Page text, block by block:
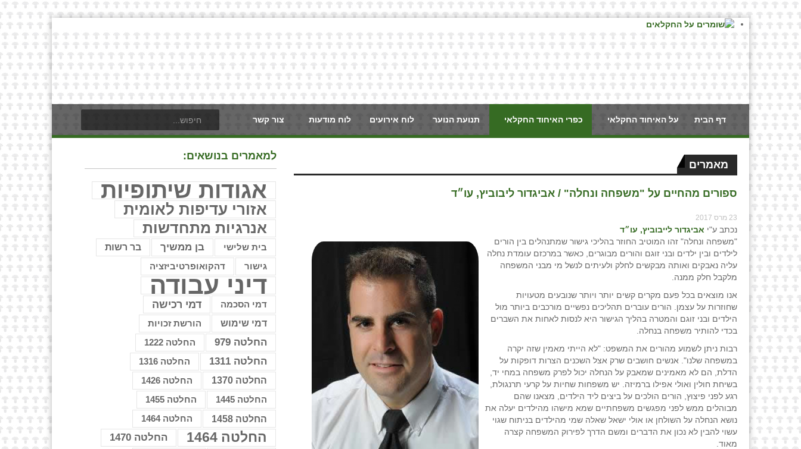
דף הבית על האיחוד החקלאי כפרי האיחוד החקלאי תנועת הנוער לוח אירועים לוח מודעות צור קשר
מאמרים
ספורים מהחיים על "משפחה ונחלה" / אביגדור ליבוביץ, עו״ד
23 מרס 2017
נכתב ע"י אביגדור לייבוביץ, עו״ד
"משפחה ונחלה" זהו המוטיב החוזר בהליכי גישור שמתנהלים בין הורים
לילדים ובין ילדים ובני זוגם והורים מבוגרים, כאשר במרכזם עומדת נחלה
עליה נאבקים ואותה מבקשים לחלק ולעיתים לנשל מי מבני המשפחה
מלקבל חלק ממנה.
אנו מוצאים בכל פעם מקרים קשים יותר ויותר שנובעים מטעויות
שחוזרות על עצמן. הורים עוברים תהליכים נפשיים מורכבים ביותר מול
הילדים ובני זוגם והמטרה בהליך הגישור היא לנסות לאחות את השברים
בכדי להותיר משפחה בנחלה.
רבות ניתן לשמוע מהורים את המשפט: "לא הייתי מאמין שזה יקרה
במשפחה שלנו". אנשים חושבים שרק אצל השכנים הצרות דופקות על
הדלת, הם לא מאמינים שמאבק על הנחלה יכול לפרק משפחה במחי יד,
בשיחת חולין ואולי אפילו ברמיזה. יש משפחות שחיות על קרעי תרנגולת,
רגע לפני פיצוץ, הורים הולכים על ביצים ליד הילדים, מצאנו שהם
מבוהלים ממש לפני מפגשים משפחתיים שמא מישהו מהילדים יעלה את
נושא הנחלה על השולחן או אולי ישאל שאלה שמי מהילדים בניתוח שגוי
עשוי להבין לא נכון את הדברים ומשם הדרך לפירוק המשפחה קצרה
מאוד.
למאמרים בנושאים:
אגודות שיתופיות
אזורי עדיפות לאומית
אנרגיות מתחדשות
בית שלישי בן ממשיך
בר רשות
גישור
דהקואופרטיביזציה
דיני עבודה
דמי הסכמה דמי רכישה
דמי שימוש הורשת זכויות
החלטה 979 החלטה 1222
החלטה 1311
החלטה 1316
החלטה 1370
החלטה 1426
החלטה 1445
החלטה 1455
החלטה 1458 החלטה 1464
החלטה 1464 החלטה 1470